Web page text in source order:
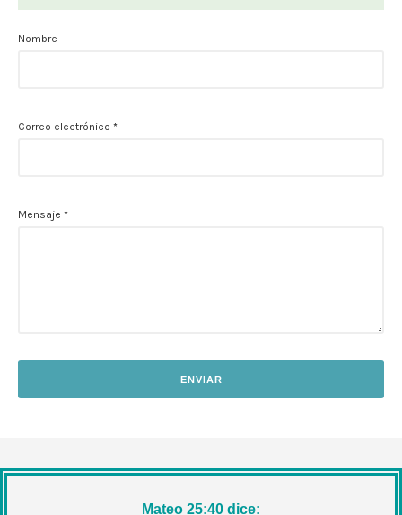
Nombre
Correo electrónico *
Mensaje *
Mateo 25:40 dice: